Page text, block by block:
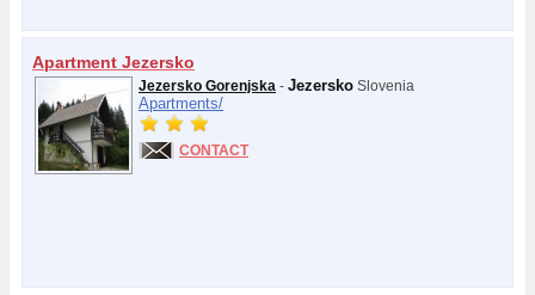
Apartment Jezersko
Jezersko Gorenjska - Jezersko Slovenia
Apartments/
CONTACT